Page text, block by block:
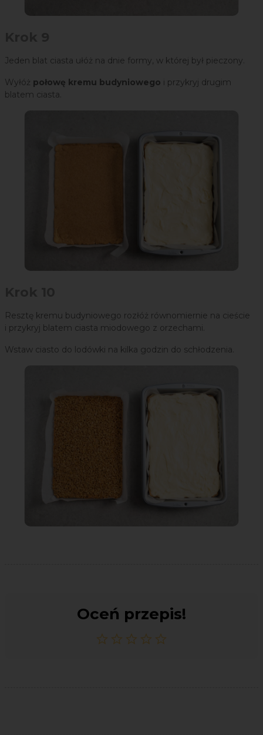
Jeden blat ciasta ułóż na dnie formy, w której był pieczony.
Wyłóż połowę kremu budyniowego i przykryj drugim
blatem ciasta.
Resztę kremu budyniowego rozłóż równomiernie na cieście
i przykryj blatem ciasta miodowego z orzechami.
Wstaw ciasto do lodówki na kilka godzin do schłodzenia.
Oceń przepis!